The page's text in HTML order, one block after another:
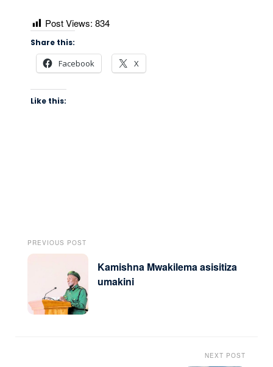
Post Views: 834
Share this:
Facebook X
Like this:
PREVIOUS POST
Kamishna Mwakilema asisitiza
umakini
NEXT POST